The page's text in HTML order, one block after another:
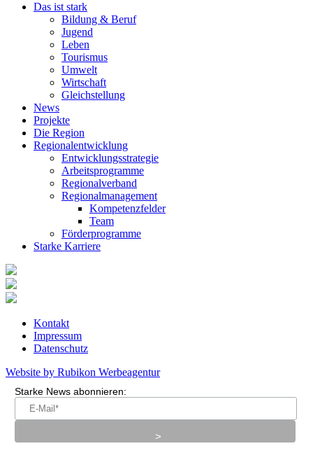
Das ist stark
Bildung & Beruf
Jugend
Leben
Tourismus
Umwelt
Wirtschaft
Gleichstellung
News
Projekte
Die Region
Regionalentwicklung
Entwicklungsstrategie
Arbeitsprogramme
Regionalverband
Regionalmanagement
Kompetenzfelder
Team
Förderprogramme
Starke Karriere
Kontakt
Impressum
Datenschutz
Website by Rubikon Werbeagentur
Starke News abonnieren: